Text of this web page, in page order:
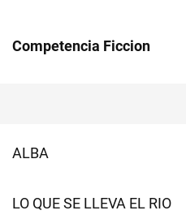
Competencia Ficcion
ALBA
LO QUE SE LLEVA EL RIO